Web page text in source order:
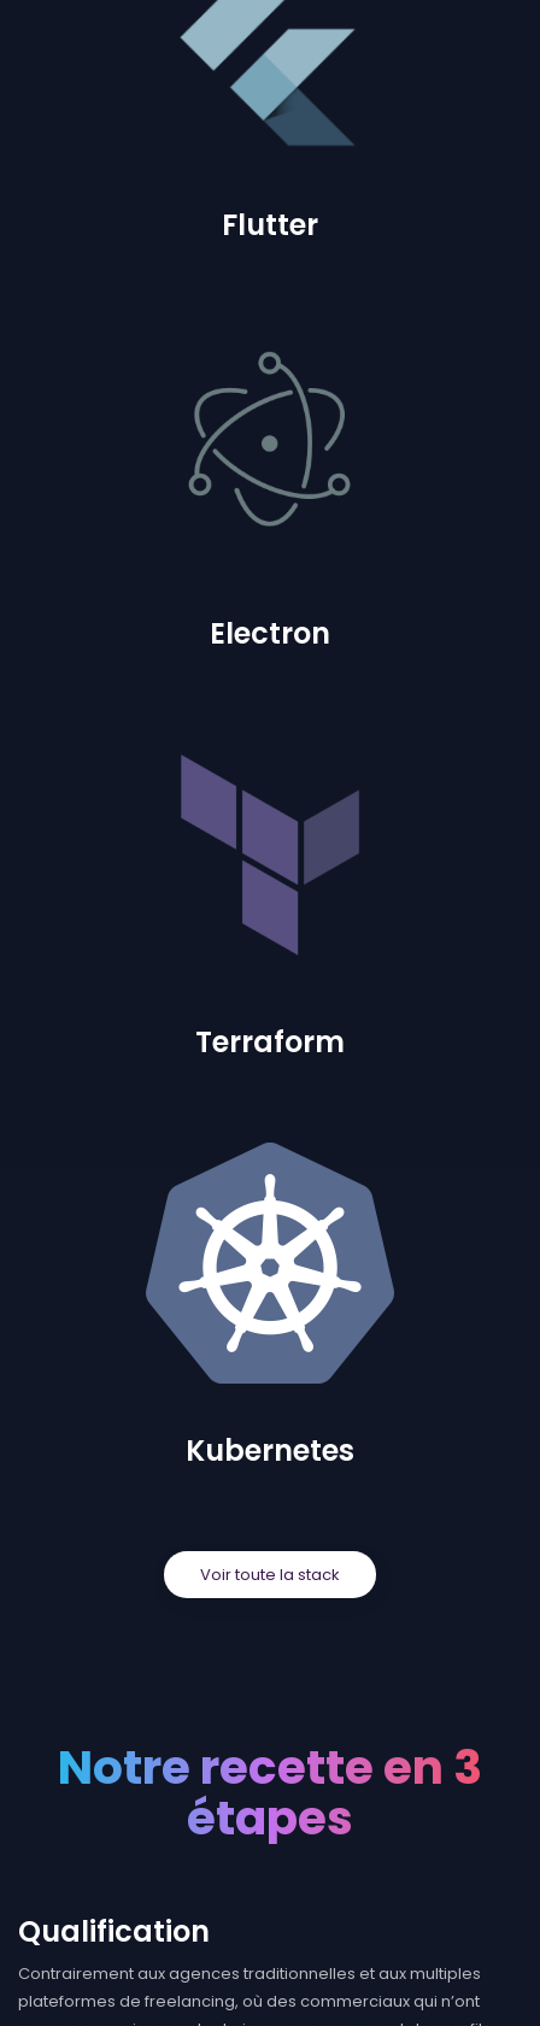
Flutter
Electron
Terraform
Kubernetes
Voir toute la stack
Notre recette en 3
étapes
Qualification
Contrairement aux agences traditionnelles et aux multiples
plateformes de freelancing, où des commerciaux qui n’ont